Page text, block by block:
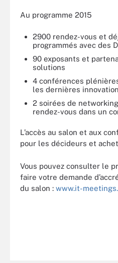
Au programme 2015
2900 rendez-vous et
programmés avec des
90 exposants et
solutions
4 conférences
les dernières
2 soirées de
rendez-vous dans un
L’accès au salon et aux
pour les décideurs et
Vous pouvez consulter le
faire votre demande
du salon : www.it-